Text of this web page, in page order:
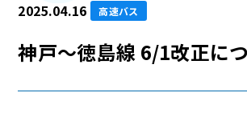
2025.04.16 高速バス
神戸～徳島線 6/1改正に